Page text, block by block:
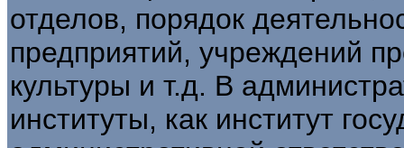
отделов, порядок
предприятий, учреждений
культуры и т.д. В
институты, как институт